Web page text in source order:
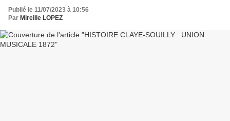
Publié le 11/07/2023 à 10:56
Par Mireille LOPEZ